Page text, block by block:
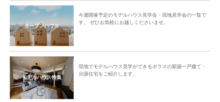
オープンハウス
今週開催予定のモデルハウス見学会・現地見学会の一覧で
す。 ぜひお気軽にお越しくださいませ。
モデルハウス特集
現地でモデルハウス見学ができるポラスの新築一戸建て・
分譲住宅をご紹介します。